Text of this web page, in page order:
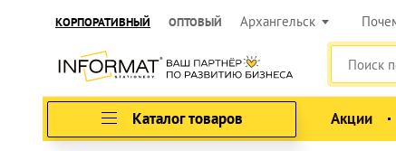
КОРПОРАТИВНЫЙ ОПТОВЫЙ Архангельск
Каталог товаров Акции